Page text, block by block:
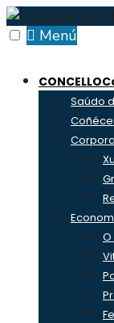
Skip
to
Menú
CONCELLO
Saúdo